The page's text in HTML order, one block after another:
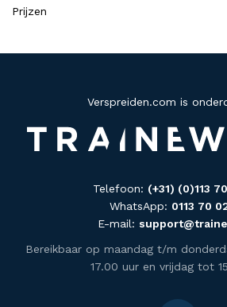
Prijzen
Verspreiden.com is
Telefoon: (+31) (0)113
WhatsApp: 0113 70
E-mail:
Bereikbaar op maandag t/m
17.00 uur en vrijdag tot